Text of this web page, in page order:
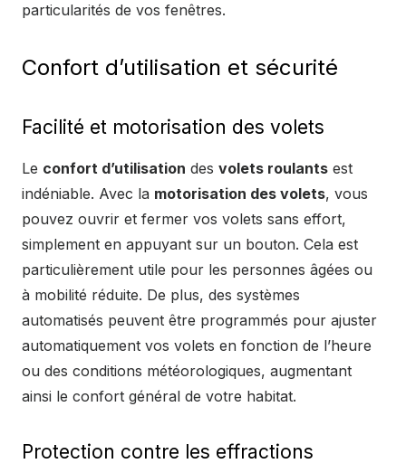
particularités de vos fenêtres.
Confort d’utilisation et sécurité
Facilité et motorisation des volets
Le confort d’utilisation des volets roulants est
indéniable. Avec la motorisation des volets, vous
pouvez ouvrir et fermer vos volets sans effort,
simplement en appuyant sur un bouton. Cela est
particulièrement utile pour les personnes âgées ou
à mobilité réduite. De plus, des systèmes
automatisés peuvent être programmés pour ajuster
automatiquement vos volets en fonction de l’heure
ou des conditions météorologiques, augmentant
ainsi le confort général de votre habitat.
Protection contre les effractions